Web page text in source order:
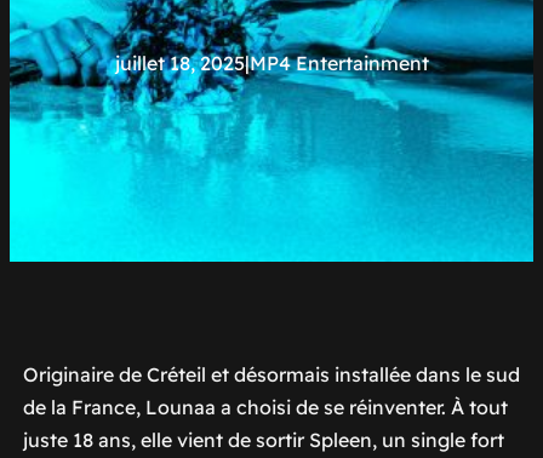
juillet 18, 2025|MP4 Entertainment
Originaire de Créteil et désormais installée dans le sud
de la France, Lounaa a choisi de se réinventer. À tout
juste 18 ans, elle vient de sortir Spleen, un single fort